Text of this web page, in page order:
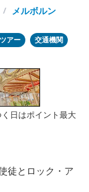
/ メルボルン
アー
交通機関
日はポイント最大
徒とロック・ア